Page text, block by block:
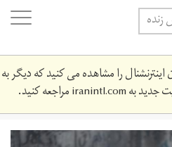
را مشاهده می کنید که دیگر به
جدید بهiranintl.comمراجعه کنید.